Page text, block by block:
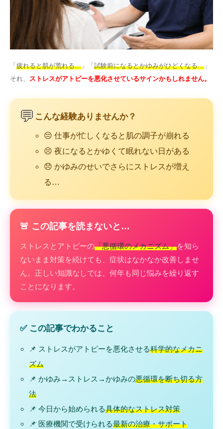
「疲れると肌が荒れる… 」「試験前になるとかゆみがひどくなる… 」
それ、
ストレスがアトピーを悪化させているサインかもしれません。
💬 こんな経験ありませんか？
😔 仕事が忙しくなると肌の調子が崩れる
😣 夜になるとかゆくて眠れない日がある
😞 かゆみのせいでさらにストレスが増え
る…
🚨 この記事を読まないと…
ストレスとアトピーの「悪循環のメカニズム」を知ら
ないまま対策を続けても、症状はなかなか改善しませ
ん。正しい知識なしでは、何年も同じ悩みを繰り返す
ことになります。
✅ この記事でわかること
📌 ストレスがアトピーを悪化させる科学的なメカニ
ズム
📌 かゆみ→ストレス→かゆみの悪循環を断ち切る方
法
📌 今日から始められる具体的なストレス対策
📌 医療機関で受けられる最新の治療・サポート
English